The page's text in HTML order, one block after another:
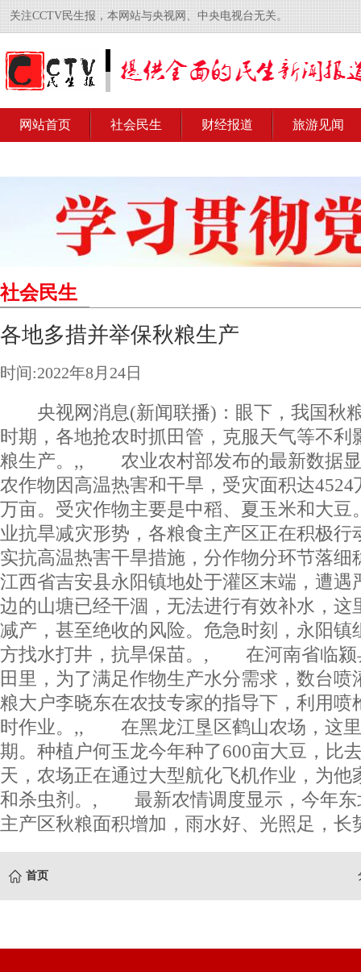
关注CCTV民生报，本网站与央视网、中央电视台无关。
网站首页 社会民生 财经报道 旅游见闻
社会民生
各地多措并举保秋粮生产
时间:2022年8月24日
央视网消息(新闻联播)：眼下，我国秋
时期，各地抢农时抓田管，克服天气等不利
粮生产。,, 农业农村部发布的最新数据显
农作物因高温热害和干旱，受灾面积达4524
万亩。受灾作物主要是中稻、夏玉米和
业抗旱减灾形势，各粮食主产区正在积极行
实抗高温热害干旱措施，分作物分环节
江西省吉安县永阳镇地处于灌区末端，遭遇
边的山塘已经干涸，无法进行有效补水，这
减产，甚至绝收的风险。危急时刻，永阳镇
方找水打井，抗旱保苗。, 在河南省临颍
田里，为了满足作物生产水分需求，数台喷
粮大户李晓东在农技专家的指导下，利用喷
时作业。,, 在黑龙江垦区鹤山农场，这里
期。种植户何玉龙今年种了600亩大豆，比
天，农场正在通过大型航化飞机作业，为他
和杀虫剂。, 最新农情调度显示，今年东
主产区秋粮面积增加，雨水好、光照足，长
首页